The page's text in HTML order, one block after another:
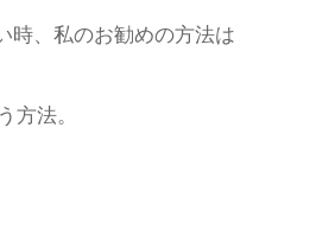
時、私のお勧めの方法は
方法。